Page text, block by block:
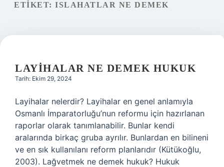
ETIKET: ISLAHATLAR NE DEMEK
LAYIHALAR NE DEMEK HUKUK
Tarih: Ekim 29, 2024
Layihalar nelerdir? Layihalar en genel anlamıyla
Osmanlı İmparatorluğu’nun reformu için hazırlanan
raporlar olarak tanımlanabilir. Bunlar kendi
aralarında birkaç gruba ayrılır. Bunlardan en bilineni
ve en sık kullanılanı reform planlarıdır (Kütükoğlu,
2003). Lağvetmek ne demek hukuk? Hukuk